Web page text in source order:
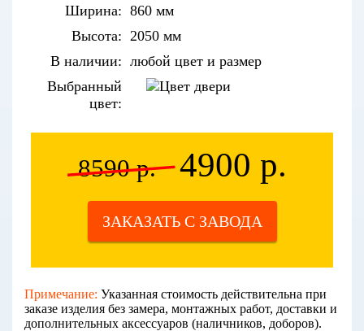
Ширина: 860 мм
Высота: 2050 мм
В наличии: любой цвет и размер
Выбранный
цвет:
8590 р. 4900 р.
ЗАКАЗАТЬ С ЗАВОДА
Примечание: Указанная стоимость действительна при
заказе изделия без замера, монтажных работ, доставки и
дополнительных аксессуаров (наличников, доборов).